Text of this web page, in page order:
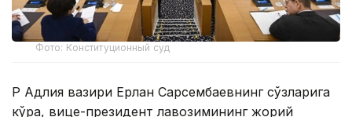
Фото: Конституционный суд
ҚР Адлия вазири Ерлан Сарсембаевнинг сўзларига
кўра, вице-президент лавозимининг жорий